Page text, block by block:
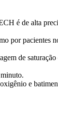
é de alta
por pacientes
de
e